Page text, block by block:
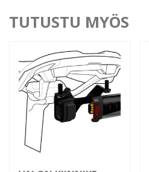
TUTUSTU MYÖS